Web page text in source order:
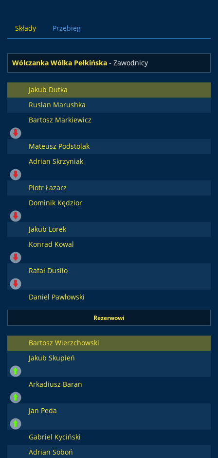
Składy Przebieg
Wólczanka Wólka Pełkińska - Zawodnicy
Jakub Dutka
Ruslan Marushka
Bartosz Markiewicz
Mateusz Podstolak
Adrian Skrzyniak
Piotr Łazarz
Dominik Kędzior
Jakub Lorek
Konrad Kowal
Rafał Dusiło
Daniel Pawłowski
Rezerwowi
Bartosz Wierzchowski
Jakub Skupień
Arkadiusz Baran
Jan Peda
Gabriel Kyciński
Adrian Soboń